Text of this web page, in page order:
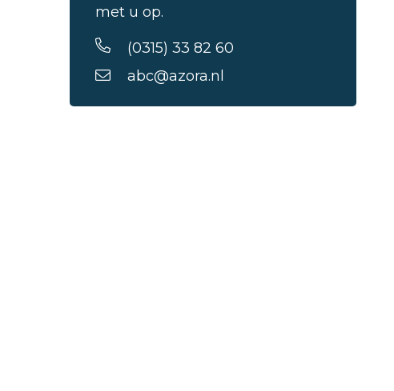
met u op.
(0315) 33 82 60
abc@azora.nl